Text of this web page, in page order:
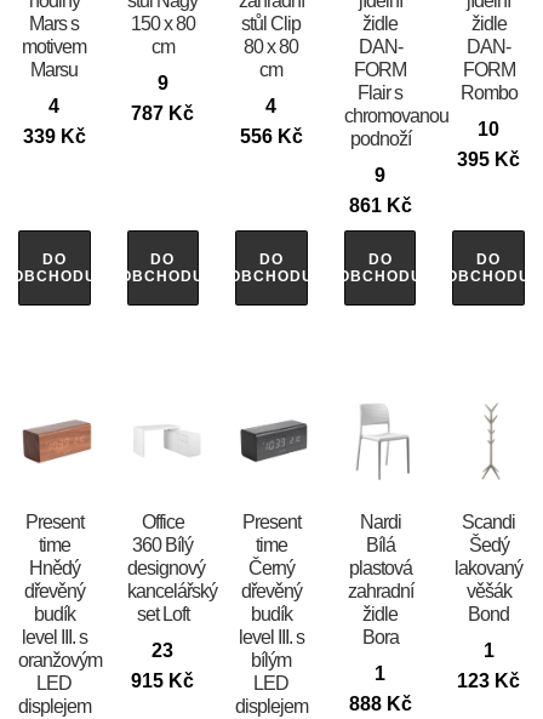
Mars s
motivem
Marsu
4
339 Kč
DO
OBCHODU
150 x 80
cm
9
787 Kč
DO
OBCHODU
stůl Clip
80 x 80
cm
4
556 Kč
DO
OBCHODU
židle
DAN-
FORM
Flair s
chromovanou
podnoží
9
861 Kč
DO
OBCHODU
židle
DAN-
FORM
Rombo
10
395 Kč
DO
OBCHODU
Present
time
Hnědý
dřevěný
budík
level III. s
oranžovým
LED
displejem
Office
360 Bílý
designový
kancelářský
set Loft
23
915 Kč
Present
time
Černý
dřevěný
budík
level III. s
bílým
LED
displejem
Nardi
Bílá
plastová
zahradní
židle
Bora
1
888 Kč
Scandi
Šedý
lakovaný
věšák
Bond
1
123 Kč